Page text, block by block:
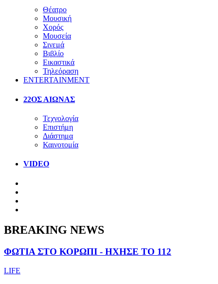
Θέατρο
Μουσική
Χορός
Μουσεία
Σινεμά
Βιβλίο
Εικαστικά
Τηλεόραση
ENTERTAINMENT
22ΟΣ ΑΙΩΝΑΣ
Τεχνολογία
Επιστήμη
Διάστημα
Καινοτομία
VIDEO
BREAKING NEWS
ΦΩΤΙΑ ΣΤΟ ΚΟΡΩΠΙ - ΗΧΗΣΕ ΤΟ 112
LIFE